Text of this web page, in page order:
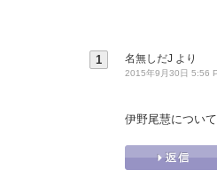
1 名無しだJ より
2015年9月30日 5:56
伊野尾慧につい